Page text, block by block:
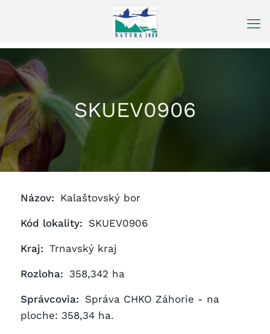
SKUEV0906
Názov: Kalaštovský bor
Kód lokality: SKUEV0906
Kraj: Trnavský kraj
Rozloha: 358,342 ha
Správcovia: Správa CHKO Záhorie - na
ploche: 358,34 ha.